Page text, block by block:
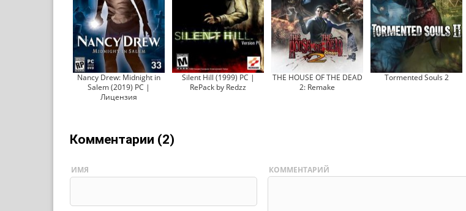
Nancy Drew: Midnight in
Salem (2019) PC |
Лицензия
Silent Hill (1999) PC |
RePack by Redzz
THE HOUSE OF THE DEAD
2: Remake
Tormented Souls 2
Комментарии (2)
ИМЯ КОММЕНТАРИЙ